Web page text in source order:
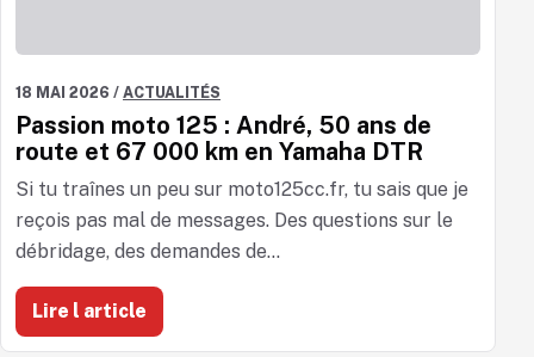
18 MAI 2026 / ACTUALITÉS
Passion moto 125 : André, 50 ans de
route et 67 000 km en Yamaha DTR
Si tu traînes un peu sur moto125cc.fr, tu sais que je
reçois pas mal de messages. Des questions sur le
débridage, des demandes de...
Lire l article